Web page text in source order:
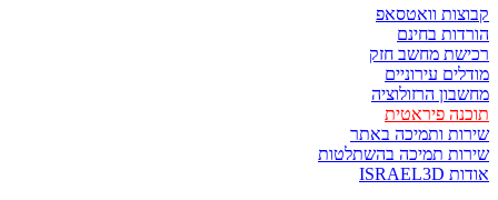
קבוצות וואטסאפ
הורדות בחינם
רכישת מחשב חזק
מודלים עירוניים
מחשבון הרזולוציה
תוכנה פיראטית
שירות ותמיכה באתר
שירות תמיכה בהשתלטות
אודות ISRAEL3D